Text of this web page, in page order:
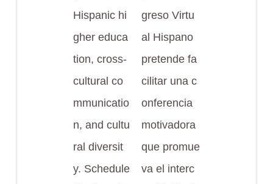
Hispanic hi
gher educa
tion, cross-
cultural co
mmunicatio
n, and cultu
ral diversit
y. Schedule
greso Virtu
al Hispano
pretende fa
cilitar una c
onferencia
motivadora
que promue
va el interc